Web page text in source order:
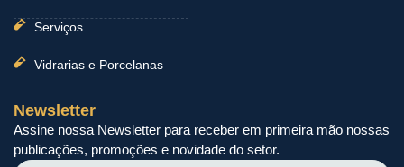
Serviços
Vidrarias e Porcelanas
Newsletter
Assine nossa Newsletter para receber em primeira mão nossas
publicações, promoções e novidade do setor.